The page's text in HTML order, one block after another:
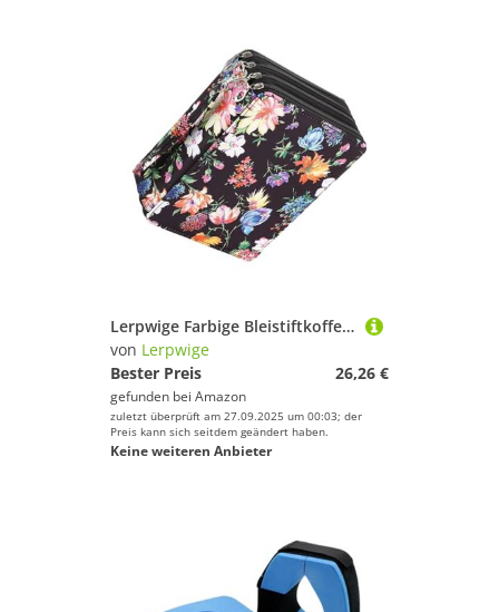
Lerpwige Farbige Bleistiftkoffer 168 Slots Stift Reißverschlussbeutel Mit Handlungsveranstalter Für Farbige Gel Tragbare Zeichnungsstifte
von Lerpwige
Bester Preis
26,26 €
gefunden bei Amazon
zuletzt überprüft am 27.09.2025 um 00:03; der
Preis kann sich seitdem geändert haben.
Keine weiteren Anbieter